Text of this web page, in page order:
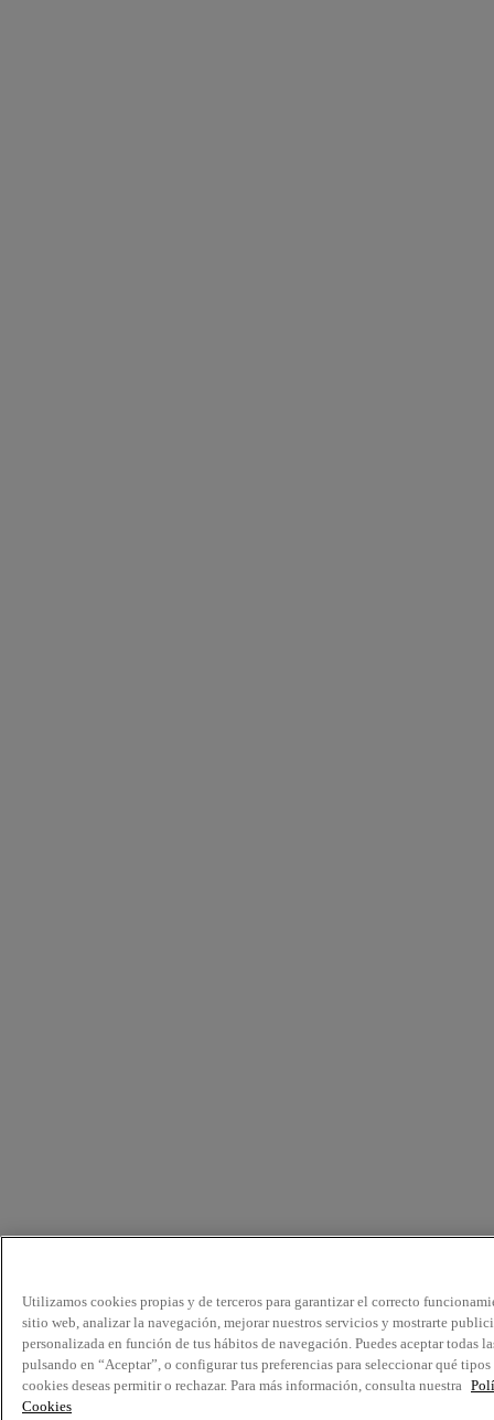
Utilizamos cookies propias y de terceros para garantizar el correcto
sitio web, analizar la navegación, mejorar nuestros servicios y mostrarte
personalizada en función de tus hábitos de navegación. Puedes aceptar todas
pulsando en “Aceptar”, o configurar tus preferencias para seleccionar qué tipos
cookies deseas permitir o rechazar. Para más información, consulta nuestra
Cookies